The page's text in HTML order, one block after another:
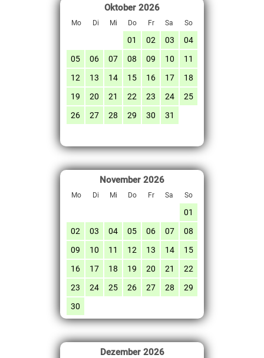
Oktober 2026
Mo Di Mi Do Fr Sa So
01 02 03
04
05
06 07 08 09 10
11
12
13 14 15 16 17
18
19
20 21 22 23 24
25
26
27 28 29 30 31
November 2026
Mo Di Mi Do Fr Sa So
01
02
03 04 05 06 07
08
09
10 11 12 13 14
15
16
17 18 19 20 21
22
23
24 25 26 27 28
29
30
Dezember 2026